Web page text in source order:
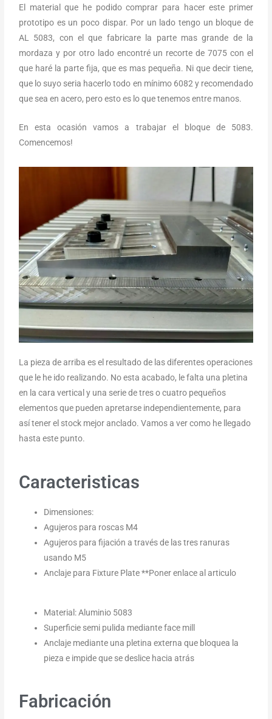
El material que he podido comprar para hacer este primer
prototipo es un poco dispar. Por un lado tengo un bloque de
AL 5083, con el que fabricare la parte mas grande de la
mordaza y por otro lado encontré un recorte de 7075 con el
que haré la parte fija, que es mas pequeña. Ni que decir tiene,
que lo suyo seria hacerlo todo en mínimo 6082 y recomendado
que sea en acero, pero esto es lo que tenemos entre manos.
En esta ocasión vamos a trabajar el bloque de 5083.
Comencemos!
La pieza de arriba es el resultado de las diferentes operaciones
que le he ido realizando. No esta acabado, le falta una pletina
en la cara vertical y una serie de tres o cuatro pequeños
elementos que pueden apretarse independientemente, para
así tener el stock mejor anclado. Vamos a ver como he llegado
hasta este punto.
Caracteristicas
Dimensiones:
Agujeros para roscas M4
Agujeros para fijación a través de las tres ranuras
usando M5
Anclaje para Fixture Plate **Poner enlace al articulo
Material: Aluminio 5083
Superficie semi pulida mediante face mill
Anclaje mediante una pletina externa que bloquea la
pieza e impide que se deslice hacia atrás
Fabricación